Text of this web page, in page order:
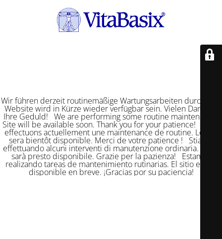
Wir führen derzeit routinemäßige Wartungsarbeiten durch. Die
Website wird in Kürze wieder verfügbar sein. Vielen Dank für
Ihre Geduld! We are performing some routine maintenance.
Site will be available soon. Thank you for your patience! Nous
effectuons actuellement une maintenance de routine. Le site
sera bientôt disponible. Merci de votre patience ! Stiamo
effettuando alcuni interventi di manutenzione ordinaria. Il sito
sarà presto disponibile. Grazie per la pazienza! Estamos
realizando tareas de mantenimiento rutinarias. El sitio estará
disponible en breve. ¡Gracias por su paciencia!